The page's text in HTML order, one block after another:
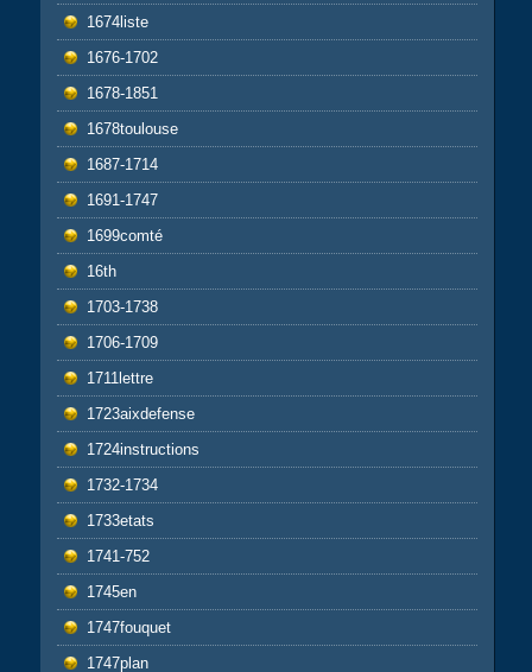
1674liste
1676-1702
1678-1851
1678toulouse
1687-1714
1691-1747
1699comté
16th
1703-1738
1706-1709
1711lettre
1723aixdefense
1724instructions
1732-1734
1733etats
1741-752
1745en
1747fouquet
1747plan